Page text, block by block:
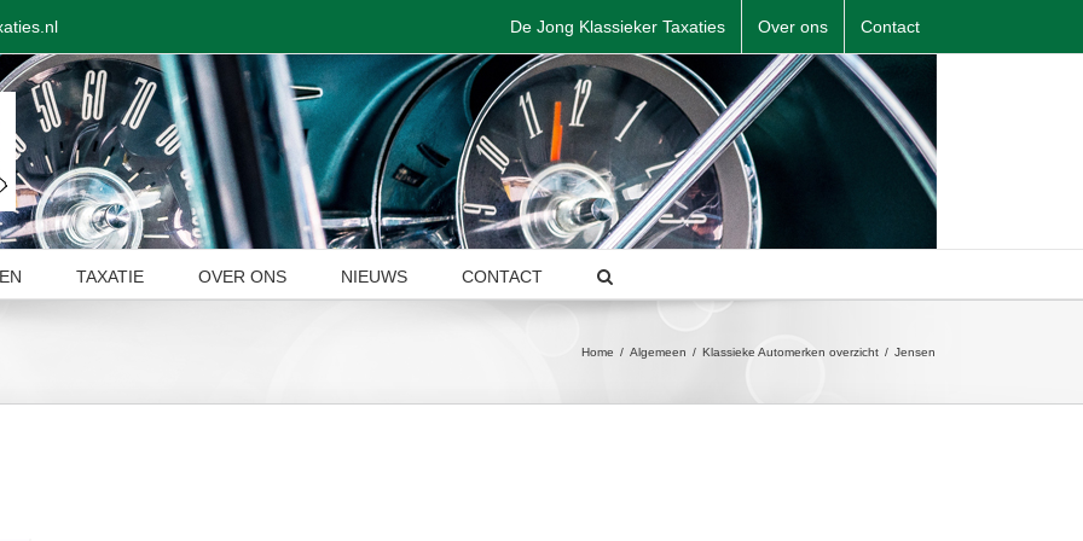
De Jong Klassieker Taxaties Over ons Contact
TAXATIE OVER ONS NIEUWS CONTACT
Home / Algemeen / Klassieke Automerken overzicht / Jensen